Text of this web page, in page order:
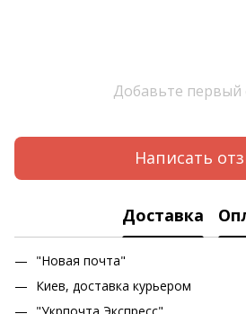
Добавьте первый
Написать
Доставка
"Новая почта"
Киев, доставка курьером